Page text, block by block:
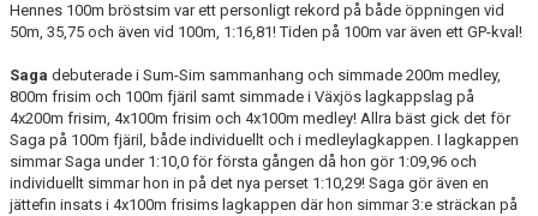
Hennes 100m bröstsim var ett personligt rekord på både öppningen vid
50m, 35,75 och även vid 100m, 1:16,81! Tiden på 100m var även ett GP-kval!
Saga debuterade i Sum-Sim sammanhang och simmade 200m medley,
800m frisim och 100m fjäril samt simmade i Växjös lagkappslag på
4x200m frisim, 4x100m frisim och 4x100m medley! Allra bäst gick det för
Saga på 100m fjäril, både individuellt och i medleylagkappen. I lagkappen
simmar Saga under 1:10,0 för första gången då hon gör 1:09,96 och
individuellt simmar hon in på det nya perset 1:10,29! Saga gör även en
jättefin insats i 4x100m frisims lagkappen där hon simmar 3:e sträckan på